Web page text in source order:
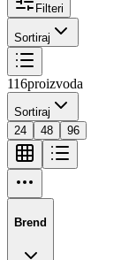
Filteri
Sortiraj
116proizvoda
Sortiraj
24
48 96
Brend